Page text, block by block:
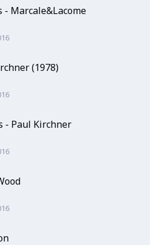
- Marcale&Lacome
(1978)
- Paul Kirchner